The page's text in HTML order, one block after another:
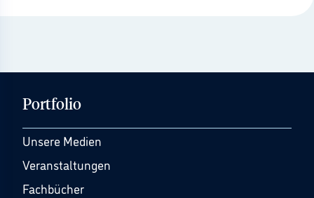
Portfolio
Unsere Medien
Veranstaltungen
Fachbücher